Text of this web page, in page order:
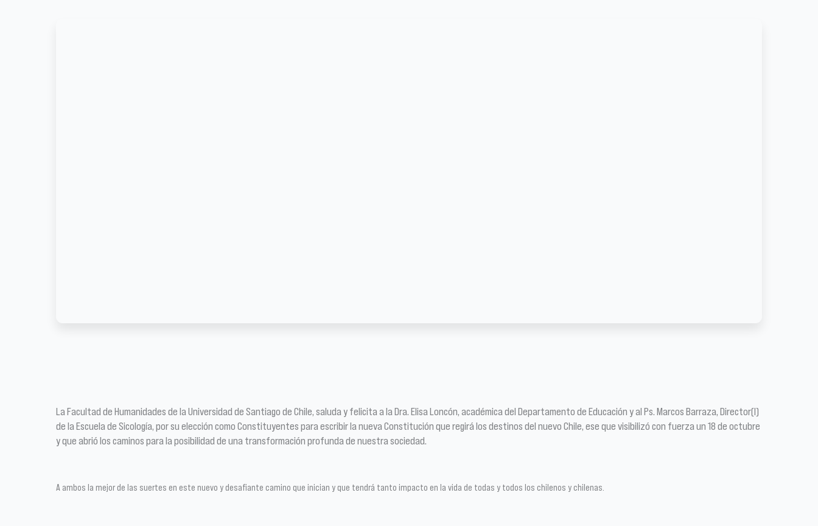
La Facultad de Humanidades de la Universidad de Santiago de Chile, saluda y felicita a la Dra. Elisa Loncón, académica del Departamento de Educación y al Ps. Marcos Barraza, Director(I)
de la Escuela de Sicología, por su elección como Constituyentes para escribir la nueva Constitución que regirá los destinos del nuevo Chile, ese que visibilizó con fuerza un 18 de octubre
y que abrió los caminos para la posibilidad de una transformación profunda de nuestra sociedad.
A ambos la mejor de las suertes en este nuevo y desafiante camino que inician y que tendrá tanto impacto en la vida de todas y todos los chilenos y chilenas.